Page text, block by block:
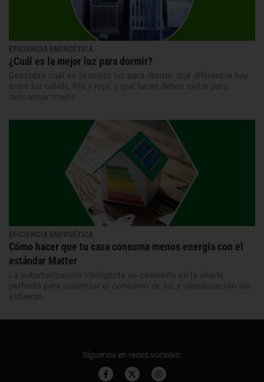
EFICIENCIA ENERGÉTICA
¿Cuál es la mejor luz para dormir?
Descubre cuál es la mejor luz para dormir, qué diferencia hay
entre luz cálida, fría y roja, y qué luces debes evitar para
descansar mejor.
EFICIENCIA ENERGÉTICA
Cómo hacer que tu casa consuma menos energía con el
estándar Matter
La automatización inteligente se convierte en la aliada
perfecta para optimizar el consumo de luz y climatización sin
esfuerzo.
Síguenos en redes sociales: